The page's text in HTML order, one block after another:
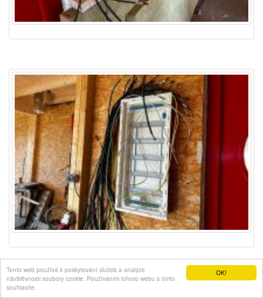
OK!
Tento web používá k poskytování služeb a analýze
návštěvnosti soubory cookie. Používáním tohoto webu s tímto
souhlasíte.